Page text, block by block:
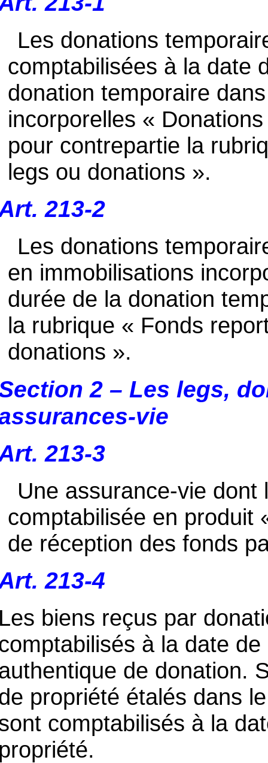
Les donations
comptabilisées à la date
donation temporaire
incorporelles «
pour contrepartie la
legs ou donations ».
213-2
Les donations
en immobilisations
durée de la donation
la rubrique « Fonds
donations ».
2 – Les legs,
vie
213-3
Une assurance-vie dont
comptabilisée en produit
de réception des fonds
213-4
biens reçus par
à la date de
de donation.
propriété étalés dans
comptabilisés à la